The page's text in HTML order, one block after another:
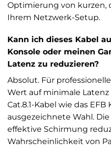
Optimierung von kurzen,
Ihrem Netzwerk-Setup.
Kann ich dieses Kabel
Konsole oder meinen
Latenz zu reduzieren?
Absolut. Für
Wert auf minimale
Cat.8.1-Kabel wie das EFB
ausgezeichnete Wahl.
effektive Schirmung
Wahrscheinlichkeit von